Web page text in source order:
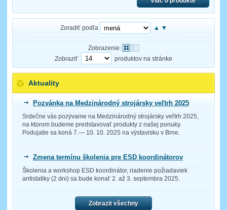
Zoradiť podľa ▲ ▼
Zobrazenie:
Zobraziť
produktov na stránke
Aktuality
Pozvánka na Medzinárodný strojársky veľtrh 2025
Srdečne vás pozývame na Medzinárodný strojársky veľtrh 2025,
na ktorom budeme predstavovať produkty z našej ponuky.
Podujatie sa koná 7.— 10. 10. 2025 na výstavisku v Brne.
Zmena termínu školenia pre ESD koordinátorov
Školenia a workshop ESD koordinátor, riadenie požiadaviek
antistatiky (2 dni) sa bude konať 2. až 3. septembra 2025.
Zobrazit všechny